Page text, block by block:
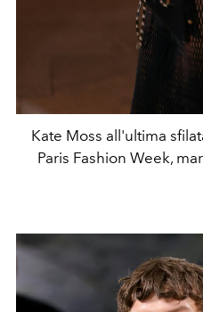
Kate Moss all'ultima
Paris Fashion Week,